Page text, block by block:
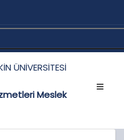
ÜNİVERSİTESİ
Meslek